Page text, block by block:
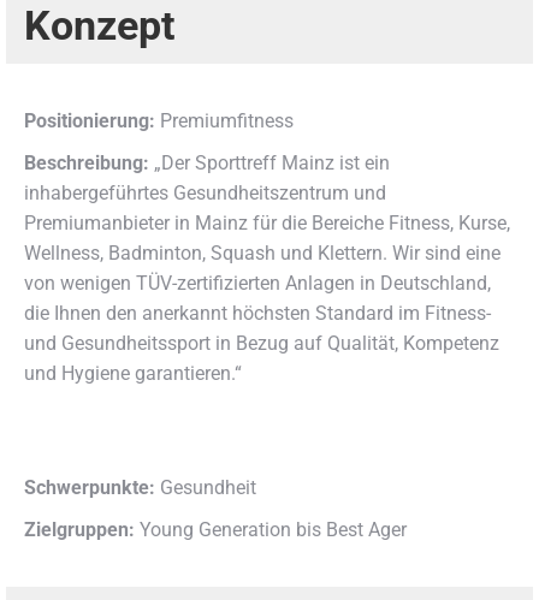
Konzept
Positionierung: Premiumfitness
Beschreibung: „Der Sporttreff Mainz ist ein
inhabergeführtes Gesundheitszentrum und
Premiumanbieter in Mainz für die Bereiche Fitness, Kurse,
Wellness, Badminton, Squash und Klettern. Wir sind eine
von wenigen TÜV-zertifizierten Anlagen in Deutschland,
die Ihnen den anerkannt höchsten Standard im Fitness-
und Gesundheitssport in Bezug auf Qualität, Kompetenz
und Hygiene garantieren.“
Schwerpunkte: Gesundheit
Zielgruppen: Young Generation bis Best Ager